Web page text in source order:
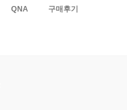
QNA 구매후기